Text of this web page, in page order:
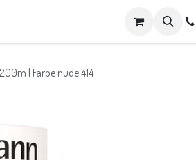
| Farbe nude 414